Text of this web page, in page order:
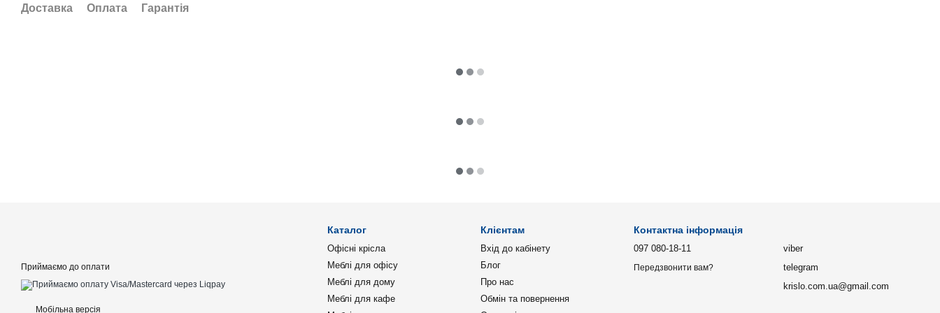
Доставка Оплата Гарантія
Приймаємо до оплати
Мобільна версія
Каталог
Офісні крісла
Меблі для офісу
Меблі для дому
Меблі для кафе
Клієнтам
Вхід до кабінету
Блог
Про нас
Обмін та повернення
Контактна інформація
097 080-18-11
Передзвонити вам?
viber
telegram
krislo.com.ua@gmail.com